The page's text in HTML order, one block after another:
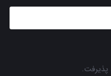
پذیرفت.